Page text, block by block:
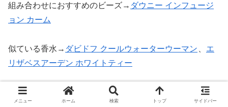
組み合わせにおすすめのビーズ→ ダウニー インフュージ
ョン カーム
似ている香水→ ダビドフ クールウォーターウーマン
エ
リザベスアーデン ホワイトティー
ソフランまとめ&ランキング
メニュー ホーム 検索 トップ サイドバー